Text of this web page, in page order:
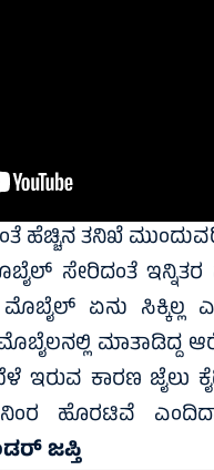
ಹೆಚ್ಚಿನ ತನಿಖೆ
ಸೇರಿದಂತೆ ಇನ್ನಿತರ
ಏನು
ಇರುವ ಕಾರಣ ಜೈಲು
ಹೊರಟಿವೆ
ಜಪ್ತಿ